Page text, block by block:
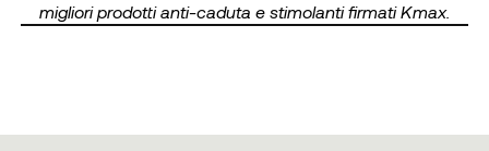
migliori prodotti anti-caduta e stimolanti firmati Kmax.